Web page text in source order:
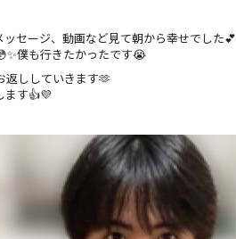
セージ、動画など見て朝から幸せでした💕
僕も行きたかったです😭
返ししていきます🫶
ます👍💜